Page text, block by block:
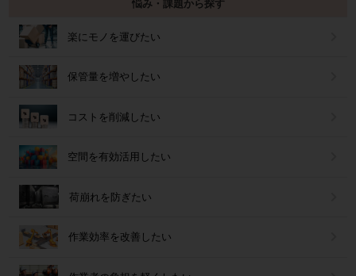
悩み・課題から探す
楽にモノを運びたい
保管量を増やしたい
コストを削減したい
空間を有効活用したい
荷崩れを防ぎたい
作業効率を改善したい